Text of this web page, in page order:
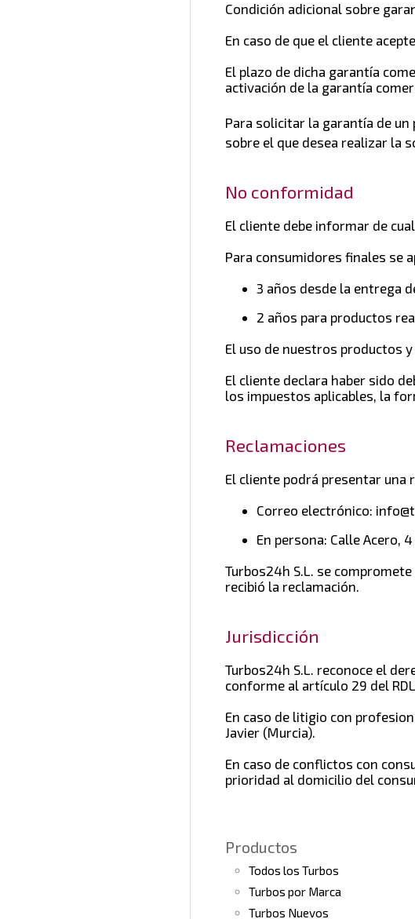
Condición adicional sobre
En caso de que el cliente
El plazo de dicha garantía
activación de la garantía
Para solicitar la garantía de
sobre el que desea realizar la
No conformidad
El cliente debe informar de
Para consumidores finales se
3 años desde la entrega
2 años para productos
El uso de nuestros productos
El cliente declara haber sido
los impuestos aplicables, la
Reclamaciones
El cliente podrá presentar una
Correo electrónico:
En persona: Calle Acero,
Turbos24h S.L. se
recibió la reclamación.
Jurisdicción
Turbos24h S.L. reconoce el
conforme al artículo 29 del
En caso de litigio con
Javier (Murcia).
En caso de conflictos con
prioridad al domicilio del
Productos
Todos los Turbos
Turbos por Marca
Turbos Nuevos